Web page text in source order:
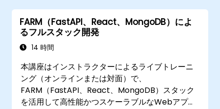
FARM（FastAPI、React、MongoDB）によ
るフルスタック開発
14 時間
本講座はインストラクターによるライブトレーニ
ング（オンラインまたは対面）で、
FARM（FastAPI、React、MongoDB）スタック
を活用して高性能かつスケーラブルなWebアプリ